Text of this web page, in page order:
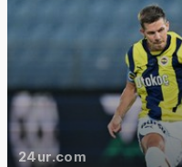
24ur.com